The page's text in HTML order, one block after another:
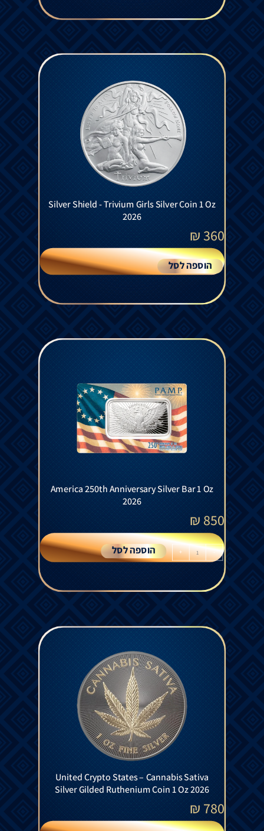
Silver Shield - Trivium Girls Silver Coin 1 Oz
2026
360
₪
הוספה לסל
America 250th Anniversary Silver Bar 1 Oz
2026
850
₪
-
+ הוספה לסל
United Crypto States – Cannabis Sativa
Silver Gilded Ruthenium Coin 1 Oz 2026
780
₪